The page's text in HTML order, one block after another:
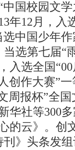
国校园文
年12月，入
中国少年
选第七届“
入选全国
创作大赛”
周报杯”全
华社等300
的云》。创
》头条发